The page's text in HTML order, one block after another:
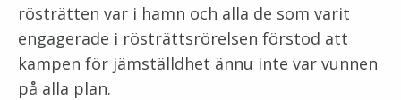
rösträtten var i hamn och alla de som varit
engagerade i rösträttsrörelsen förstod att
kampen för jämställdhet ännu inte var vunnen
på alla plan.